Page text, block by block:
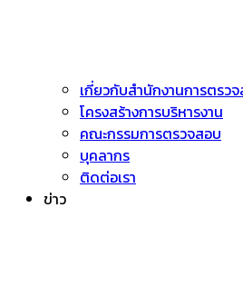
เกี่ยวกับสำนักงานการตรว
โครงสร้างการบริหารงาน
คณะกรรมการตรวจสอบ
บุคลากร
ติดต่อเรา
ข่าว